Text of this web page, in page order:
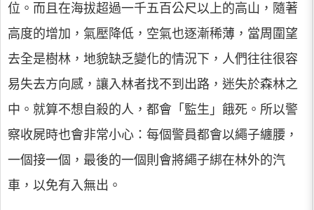
位。而且在海拔超過一千五百公尺以上的高山，隨著
高度的增加，氣壓降低，空氣也逐漸稀薄，當周圍望
去全是樹林，地貌缺乏變化的情況下，人們往往很容
易失去方向感，讓入林者找不到出路，迷失於森林之
中。就算不想自殺的人，都會「監生」餓死。所以警
察收屍時也會非常小心：每個警員都會以繩子纏腰，
一個接一個，最後的一個則會將繩子綁在林外的汽
車，以免有入無出。